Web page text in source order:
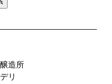
造所
デリ